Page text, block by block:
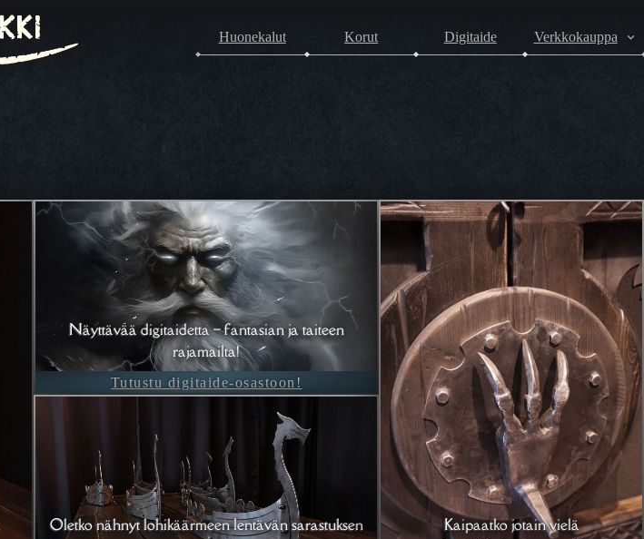
Huonekalut Korut Digitaide Verkkokauppa
Näyttävää digitaidetta – fantasian ja taiteen
rajamailta!
Tutustu digitaide-osastoon!
Oletko nähnyt lohikäärmeen lentävän sarastuksen
Kaipaatko jotain vielä